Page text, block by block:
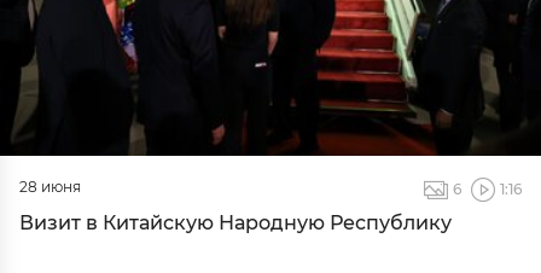
28 июня 6 1:16
Визит в Китайскую Народную Республику